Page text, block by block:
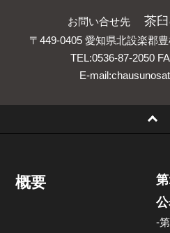
お問い合せ先 茶
〒449-0405 愛知県北設楽郡
TEL:0536-87-2050
E-mail:
概要
-